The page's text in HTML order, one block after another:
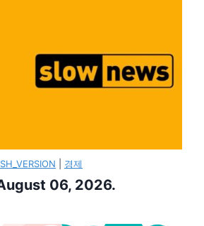
경제
06, 2026.